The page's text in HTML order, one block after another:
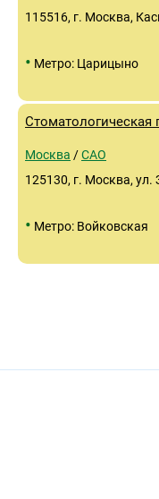
115516, г. Москва,
• Метро: Царицыно
Москва /САО
125130, г. Москва,
• Метро: Войковская